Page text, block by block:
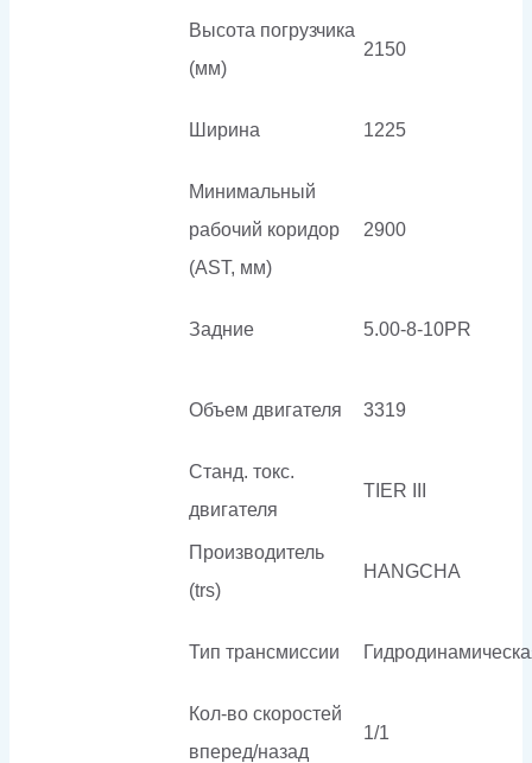
Высота погрузчика
(мм)
2150
Ширина 1225
Минимальный
рабочий коридор
(AST, мм)
2900
Задние 5.00-8-10PR
Объем двигателя 3319
Станд. токс.
двигателя
TIER III
Производитель
(trs)
HANGCHA
Тип трансмиссии
Кол-во скоростей
вперед/назад
1/1